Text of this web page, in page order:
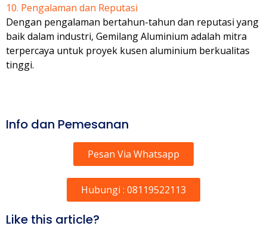
10. Pengalaman dan Reputasi
Dengan pengalaman bertahun-tahun dan reputasi yang
baik dalam industri, Gemilang Aluminium adalah mitra
terpercaya untuk proyek kusen aluminium berkualitas
tinggi.
Info dan Pemesanan
Pesan Via Whatsapp
Hubungi : 08119522113
Like this article?